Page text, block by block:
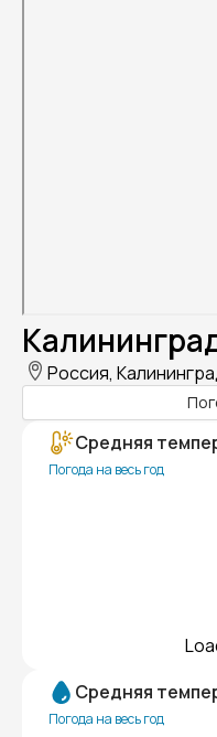
Россия,
Средняя
Погода на весь год
Средняя
Погода на весь год